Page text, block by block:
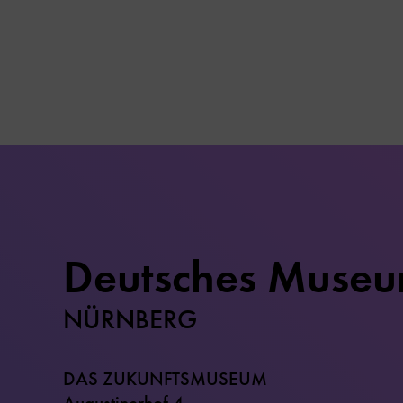
Deutsches
NÜRNBERG
DAS ZUKUNFTSMUSEUM